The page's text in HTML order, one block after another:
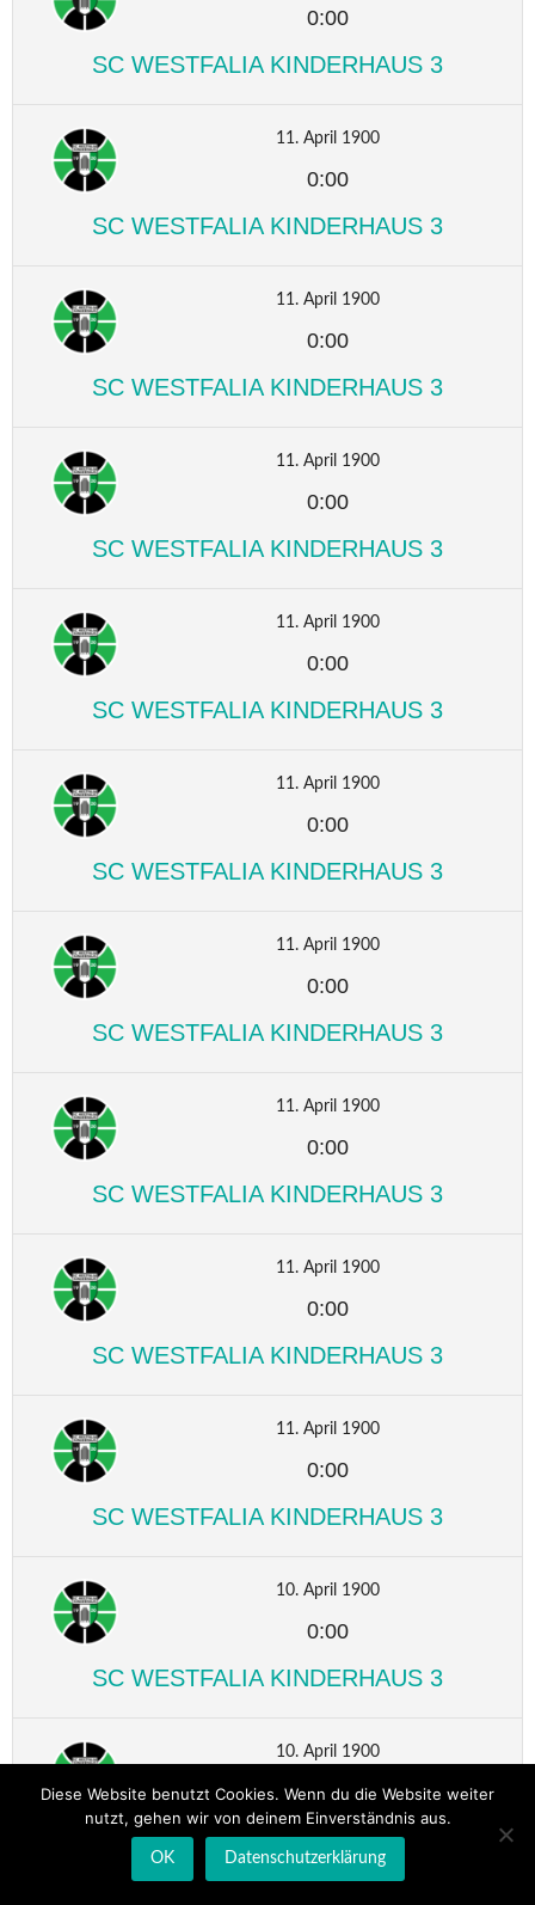
0:00
SC WESTFALIA KINDERHAUS 3
11. April 1900
0:00
SC WESTFALIA KINDERHAUS 3
11. April 1900
0:00
SC WESTFALIA KINDERHAUS 3
11. April 1900
0:00
SC WESTFALIA KINDERHAUS 3
11. April 1900
0:00
SC WESTFALIA KINDERHAUS 3
11. April 1900
0:00
SC WESTFALIA KINDERHAUS 3
11. April 1900
0:00
SC WESTFALIA KINDERHAUS 3
11. April 1900
0:00
SC WESTFALIA KINDERHAUS 3
11. April 1900
0:00
SC WESTFALIA KINDERHAUS 3
11. April 1900
0:00
SC WESTFALIA KINDERHAUS 3
10. April 1900
0:00
SC WESTFALIA KINDERHAUS 3
10. April 1900
0:00
SC WESTFALIA KINDERHAUS 3
Diese Website benutzt Cookies. Wenn du die Website weiter
nutzt, gehen wir von deinem Einverständnis aus.
OK Datenschutzerklärung